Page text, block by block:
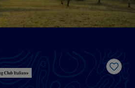
Like